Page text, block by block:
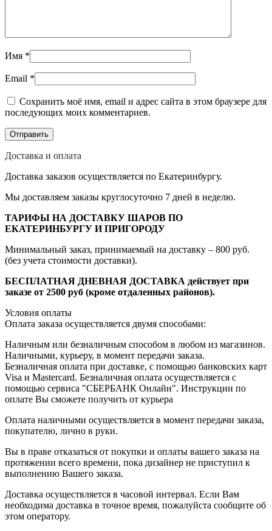
Имя *
Email *
Сохранить моё имя, email и адрес сайта в этом браузере для
последующих моих комментариев.
Доставка и оплата
Доставка заказов осуществляется по Екатеринбургу.
Мы доставляем заказы круглосуточно 7 дней в неделю.
ТАРИФЫ НА ДОСТАВКУ ШАРОВ ПО
ЕКАТЕРИНБУРГУ И ПРИГОРОДУ
Минимальный заказ, принимаемый на доставку – 800 руб.
(без учета стоимости доставки).
БЕСПЛАТНАЯ ДНЕВНАЯ ДОСТАВКА действует при
заказе от 2500 руб (кроме отдаленных районов).
Условия оплаты
Оплата заказа осуществляется двумя способами:
Наличным или безналичным способом в любом из магазинов.
Наличными, курьеру, в момент передачи заказа.
Безналичная оплата при доставке, с помощью банковских карт
Visa и Mastercard. Безналичная оплата осуществляется с
помощью сервиса "СБЕРБАНК Онлайн". Инструкции по
оплате Вы сможете получить от курьера
Оплата наличными осуществляется в момент передачи заказа,
покупателю, лично в руки.
Вы в праве отказаться от покупки и оплаты вашего заказа на
протяжении всего времени, пока дизайнер не приступил к
выполнению Вашего заказа.
Доставка осуществляется в часовой интервал. Если Вам
необходима доставка в точное время, пожалуйста сообщите об
этом оператору.